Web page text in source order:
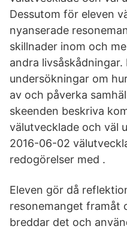
Dessutom för eleven
nyanserade
skillnader inom och
andra
undersökningar om
av och påverka
skeenden beskriva
välutvecklade och väl
2016-06-02
redogörelser med .
Eleven gör då
resonemanget framåt
breddar det och